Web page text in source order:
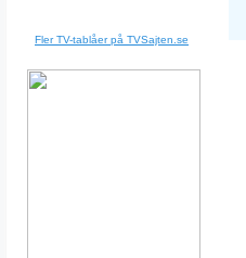
Fler TV-tablåer på TVSajten.se